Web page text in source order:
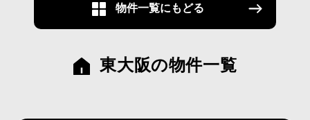
物件一覧にもどる
東大阪の物件一覧